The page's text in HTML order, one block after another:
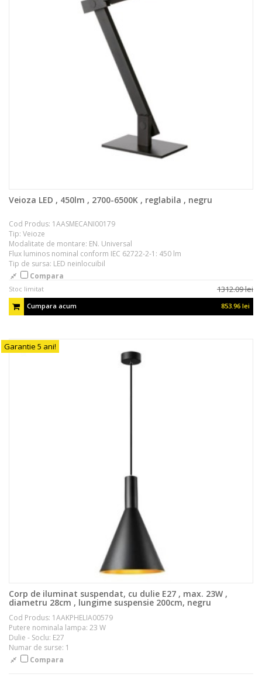
Veioza LED , 450lm , 2700-6500K , reglabila , negru
Cod Produs: 1AASMECANI00179
Tip: Veioze
Modalitate de montare: EN. Universal
Flux luminos nominal conform IEC 62722-2-1: 450 lm
Tip de sursa: LED neinlocuibil
Compara
Stoc limitat 1312.09 lei
Cumpara acum 853.96 lei
Garantie 5 ani!
Corp de iluminat suspendat, cu dulie E27 , max. 23W ,
diametru 28cm , lungime suspensie 200cm, negru
Cod Produs: 1AAKPHELIA00579
Putere nominala lampa: 23 W
Dulie - Soclu: E27
Numar de surse: 1
Compara